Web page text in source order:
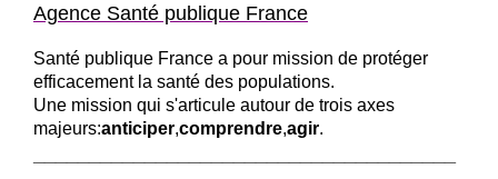
Agence Santé publique France
Santé publique France a pour mission de protéger
efficacement la santé des populations.
Une mission qui s'articule autour de trois axes
majeurs:anticiper,comprendre,agir.